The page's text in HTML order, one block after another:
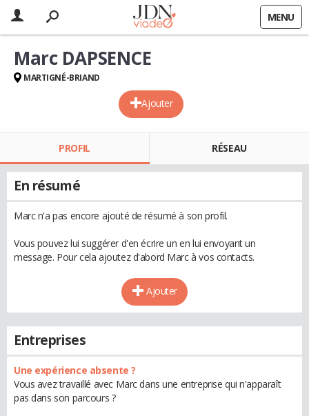
MENU
Ajouter
Marc DAPSENCE
MARTIGNÉ-BRIAND
PROFIL RÉSEAU
En résumé
Marc n'a pas encore ajouté de résumé à son profil.
Vous pouvez lui suggérer d'en écrire un en lui envoyant un
message. Pour cela ajoutez d'abord Marc à vos contacts.
Ajouter
Entreprises
Une expérience absente ?
Vous avez travaillé avec Marc dans une entreprise qui n'apparaît
pas dans son parcours ?